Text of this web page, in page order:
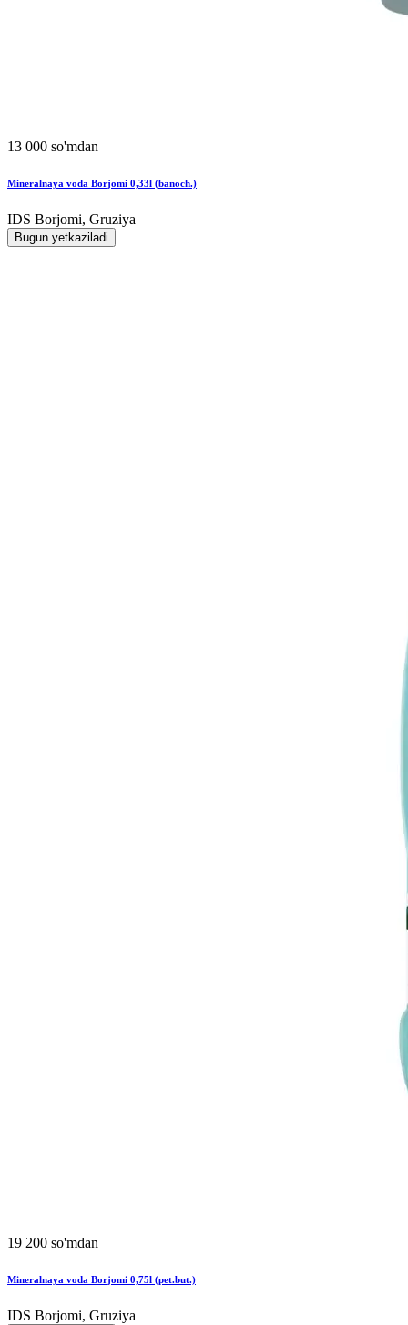
13 000 so'mdan
Mineralnaya voda Borjomi 0,33l (banoch.)
IDS Borjomi, Gruziya
Bugun yetkaziladi
19 200 so'mdan
Mineralnaya voda Borjomi 0,75l (pet.but.)
IDS Borjomi, Gruziya